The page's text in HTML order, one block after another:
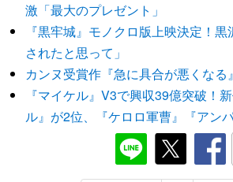
激「最大のプレゼント」
『黒牢城』モノクロ版上映決定！
されたと思って」
カンヌ受賞作『急に具合が悪くな
『マイケル』V3で興収39億突破！
ル』が2位、『ケロロ軍曹』『アン